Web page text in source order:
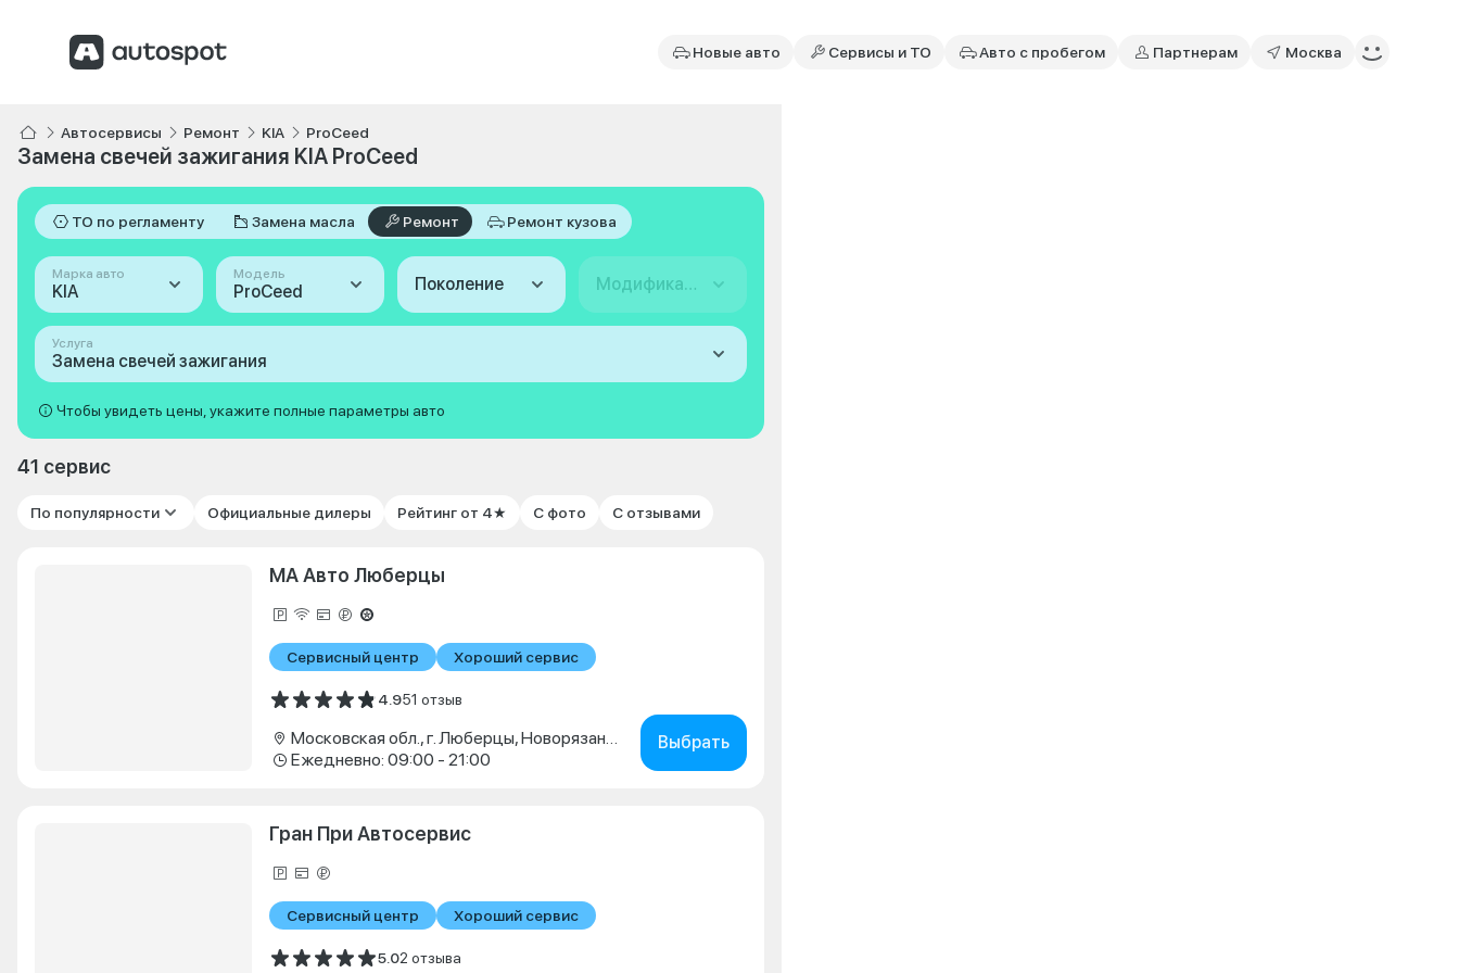
Новые авто Сервисы и ТО Авто с пробегом Партнерам Москва
Автосервисы Ремонт KIA ProCeed
Замена свечей зажигания KIA ProCeed
ТО по регламенту Замена масла Ремонт Ремонт кузова
Марка авто
KIA
Модель
ProCeed Поколение Модификация
Услуга
Замена свечей зажигания
Чтобы увидеть цены, укажите полные параметры авто
41 сервис
По популярности Официальные дилеры Рейтинг от 4★ С фото С отзывами
МА Авто Люберцы
Сервисный центр Хороший сервис
4.951 отзыв
Московская обл., г. Люберцы, Новорязанское шоссе, д. 1г
Ежедневно: 09:00 - 21:00
Выбрать
Гран При Автосервис
Сервисный центр Хороший сервис
5.02 отзыва